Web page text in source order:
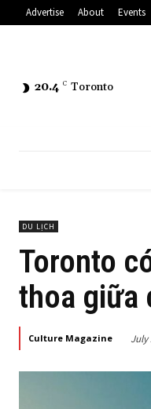
Advertise About Events
20.4 C Toronto
DU LỊCH
Toronto
thoa giữa
Culture Magazine July